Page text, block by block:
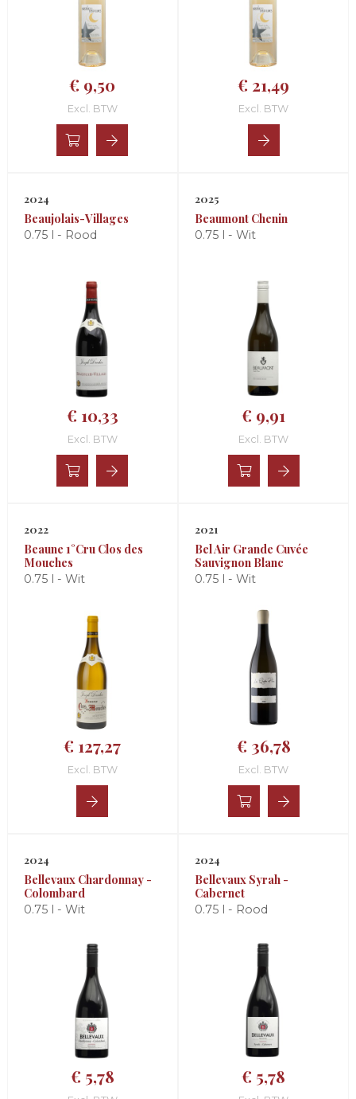
€ 9,50
Excl. BTW
€ 21,49
Excl. BTW
2024
Beaujolais-Villages
0.75 l - Rood
€ 10,33
Excl. BTW
2025
Beaumont Chenin
0.75 l - Wit
€ 9,91
Excl. BTW
2022
Beaune 1°Cru Clos des
Mouches
0.75 l - Wit
€ 127,27
Excl. BTW
2021
Bel Air Grande Cuvée
Sauvignon Blanc
0.75 l - Wit
€ 36,78
Excl. BTW
2024
Bellevaux Chardonnay -
Colombard
0.75 l - Wit
€ 5,78
2024
Bellevaux Syrah -
Cabernet
0.75 l - Rood
€ 5,78